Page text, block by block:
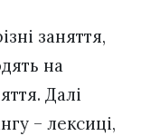
заняття,
на
Далі
– лексиці,